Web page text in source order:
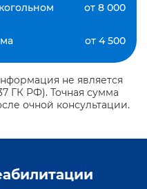
от 8 000
от 4 500
не является
ГК РФ). Точная сумма
очной консультации.